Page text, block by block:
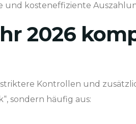
und kosteneffiziente
2026
Kontrollen und
sondern häufig aus: